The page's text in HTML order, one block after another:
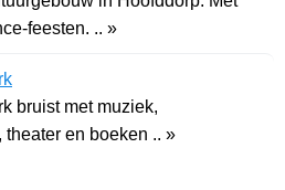
feesten. .. »
bruist met muziek,
en boeken .. »